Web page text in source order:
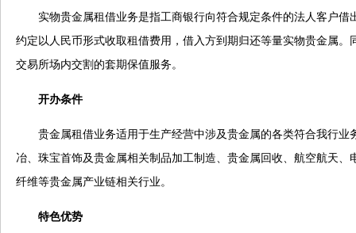
实物贵金属租借业务是指工商银行向符合规定条件的法人客户借
约定以人民币形式收取租借费用，借入方到期归还等量实物贵金属
交易所场内交割的套期保值服务。
开办条件
贵金属租借业务适用于生产经营中涉及贵金属的各类符合我行业
冶、珠宝首饰及贵金属相关制品加工制造、贵金属回收、航空航天
纤维等贵金属产业链相关行业。
特色优势